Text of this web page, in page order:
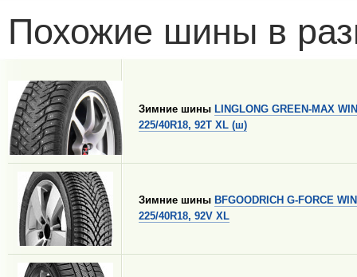
Похожие шины в
Зимние шины LINGLONG GREEN-MAX
225/40R18, 92T XL (ш)
Зимние шины BFGOODRICH G-FORCE
225/40R18, 92V XL